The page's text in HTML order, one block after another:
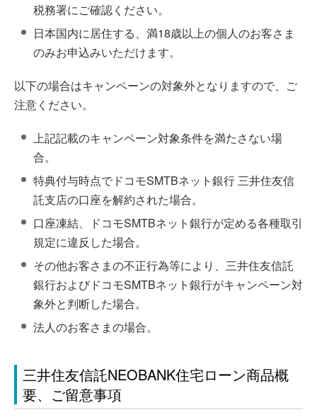
税務署にご確認ください。
日本国内に居住する、満18歳以上の個人のお客さま
のみお申込みいただけます。
以下の場合はキャンペーンの対象外となりますので、ご
注意ください。
上記記載のキャンペーン対象条件を満たさない場
合。
特典付与時点でドコモSMTBネット銀行 三井住友信
託支店の口座を解約された場合。
口座凍結、ドコモSMTBネット銀行が定める各種取引
規定に違反した場合。
その他お客さまの不正行為等により、三井住友信託
銀行およびドコモSMTBネット銀行がキャンペーン対
象外と判断した場合。
法人のお客さまの場合。
三井住友信託NEOBANK住宅ローン商品概
要、ご留意事項